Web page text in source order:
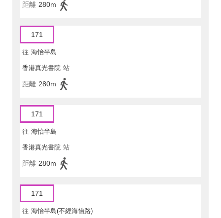
距離 280m
171
往 海怡半島
香港真光書院 站
距離 280m
171
往 海怡半島
香港真光書院 站
距離 280m
171
往 海怡半島(不經海怡路)